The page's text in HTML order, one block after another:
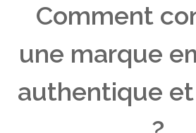
Comment
une marque
authentique